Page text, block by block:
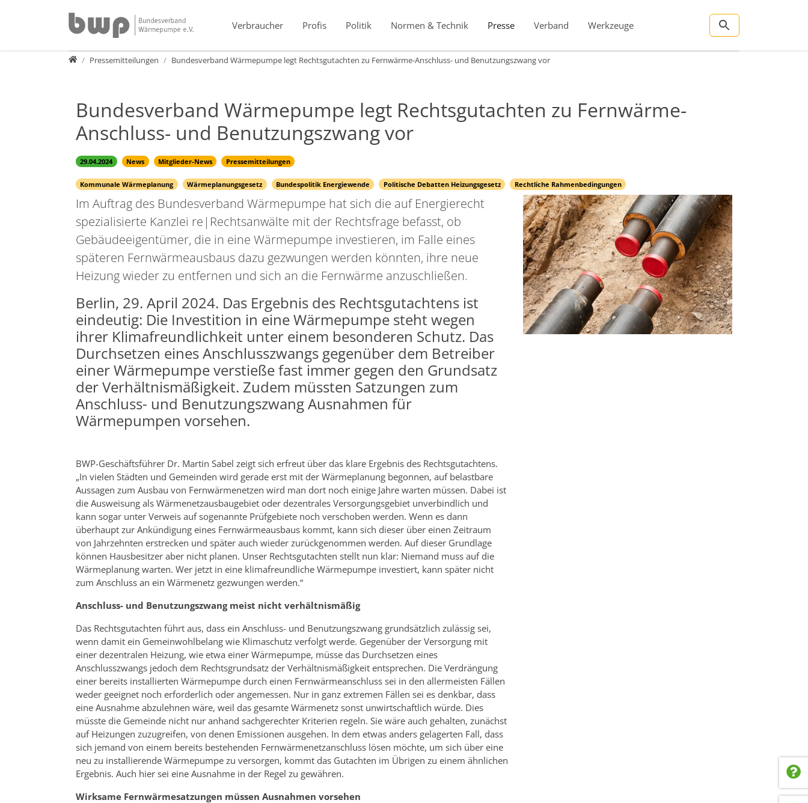
Verbraucher
Profis Politik Normen & Technik Presse Verband Werkzeuge
PressePressemitteilungen Bundesverband Wärmepumpe legt Rechtsgutachten zu Fernwärme-Anschluss- und Benutzungszwang vor
Bundesverband Wärmepumpe legt Rechtsgutachten zu Fernwärme-
Anschluss- und Benutzungszwang vor
29.04.2024 News Mitglieder-News Pressemitteilungen
Kommunale Wärmeplanung Wärmeplanungsgesetz Bundespolitik Energiewende Politische Debatten Heizungsgesetz Rechtliche Rahmenbedingungen
Im Auftrag des Bundesverband Wärmepumpe hat sich die auf Energierecht
spezialisierte Kanzlei re|Rechtsanwälte mit der Rechtsfrage befasst, ob
Gebäudeeigentümer, die in eine Wärmepumpe investieren, im Falle eines
späteren Fernwärmeausbaus dazu gezwungen werden könnten, ihre neue
Heizung wieder zu entfernen und sich an die Fernwärme anzuschließen.
Berlin, 29. April 2024. Das Ergebnis des Rechtsgutachtens ist
eindeutig: Die Investition in eine Wärmepumpe steht wegen
ihrer Klimafreundlichkeit unter einem besonderen Schutz. Das
Durchsetzen eines Anschlusszwangs gegenüber dem Betreiber
einer Wärmepumpe verstieße fast immer gegen den Grundsatz
der Verhältnismäßigkeit. Zudem müssten Satzungen zum
Anschluss- und Benutzungszwang Ausnahmen für
Wärmepumpen vorsehen.
BWP-Geschäftsführer Dr. Martin Sabel zeigt sich erfreut über das klare Ergebnis des Rechtsgutachtens.
„In vielen Städten und Gemeinden wird gerade erst mit der Wärmeplanung begonnen, auf belastbare
Aussagen zum Ausbau von Fernwärmenetzen wird man dort noch einige Jahre warten müssen. Dabei ist
die Ausweisung als Wärmenetzausbaugebiet oder dezentrales Versorgungsgebiet unverbindlich und
kann sogar unter Verweis auf sogenannte Prüfgebiete noch verschoben werden. Wenn es dann
überhaupt zur Ankündigung eines Fernwärmeausbaus kommt, kann sich dieser über einen Zeitraum
von Jahrzehnten erstrecken und später auch wieder zurückgenommen werden. Auf dieser Grundlage
können Hausbesitzer aber nicht planen. Unser Rechtsgutachten stellt nun klar: Niemand muss auf die
Wärmeplanung warten. Wer jetzt in eine klimafreundliche Wärmepumpe investiert, kann später nicht
zum Anschluss an ein Wärmenetz gezwungen werden.“
Anschluss- und Benutzungszwang meist nicht verhältnismäßig
Das Rechtsgutachten führt aus, dass ein Anschluss- und Benutzungszwang grundsätzlich zulässig sei,
wenn damit ein Gemeinwohlbelang wie Klimaschutz verfolgt werde. Gegenüber der Versorgung mit
einer dezentralen Heizung, wie etwa einer Wärmepumpe, müsse das Durchsetzen eines
Anschlusszwangs jedoch dem Rechtsgrundsatz der Verhältnismäßigkeit entsprechen. Die Verdrängung
einer bereits installierten Wärmepumpe durch einen Fernwärmeanschluss sei in den allermeisten Fällen
weder geeignet noch erforderlich oder angemessen. Nur in ganz extremen Fällen sei es denkbar, dass
eine Ausnahme abzulehnen wäre, weil das gesamte Wärmenetz sonst unwirtschaftlich würde. Dies
müsste die Gemeinde nicht nur anhand sachgerechter Kriterien regeln. Sie wäre auch gehalten, zunächst
auf Heizungen zuzugreifen, von denen Emissionen ausgehen. In dem etwas anders gelagerten Fall, dass
sich jemand von einem bereits bestehenden Fernwärmenetzanschluss lösen möchte, um sich über eine
neu zu installierende Wärmepumpe zu versorgen, kommt das Gutachten im Übrigen zu einem ähnlichen
Ergebnis. Auch hier sei eine Ausnahme in der Regel zu gewähren.
Wirksame Fernwärmesatzungen müssen Ausnahmen vorsehen